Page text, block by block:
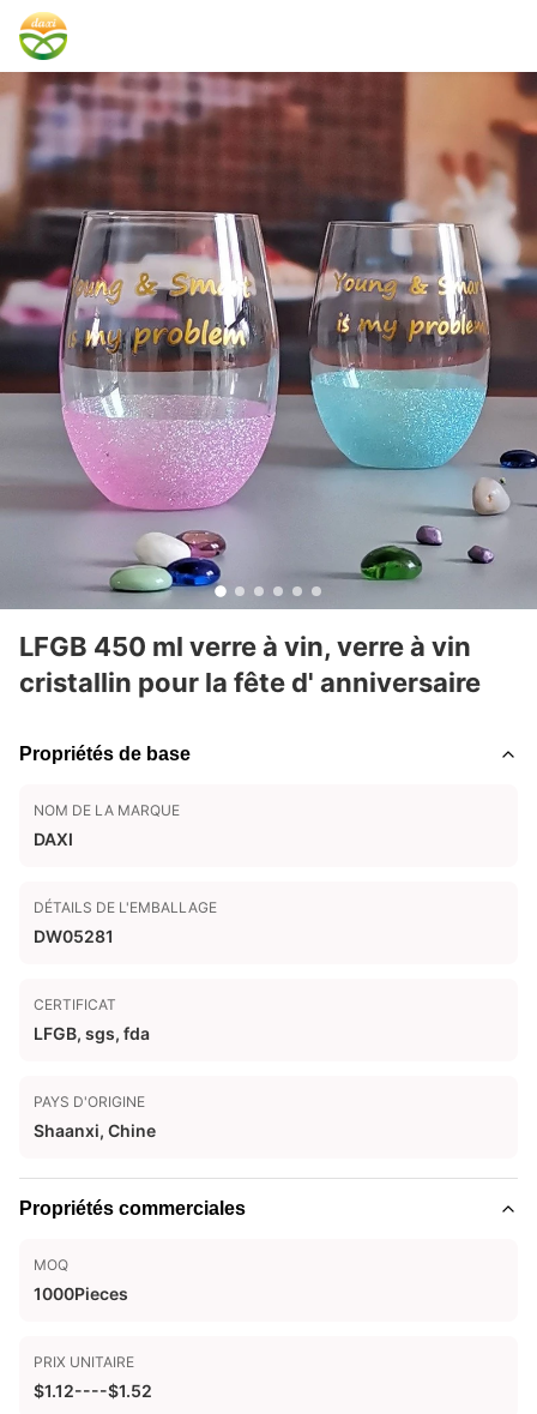
LFGB 450 ml verre à vin, verre à vin
cristallin pour la fête d' anniversaire
Propriétés de base
NOM DE LA MARQUE
DAXI
DÉTAILS DE L'EMBALLAGE
DW05281
CERTIFICAT
LFGB, sgs, fda
PAYS D'ORIGINE
Shaanxi, Chine
Propriétés commerciales
MOQ
1000Pieces
PRIX UNITAIRE
$1.12----$1.52